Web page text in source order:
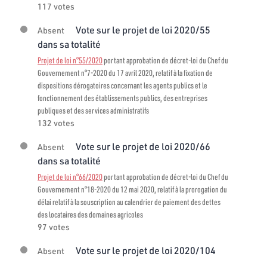
117 votes
Absent
Vote sur le projet de loi 2020/55
dans sa totalité
Projet de loi n°55/2020portant approbation de décret-loi du Chef du
Gouvernement n°7-2020 du 17 avril 2020, relatif à la fixation de
dispositions dérogatoires concernant les agents publics et le
fonctionnement des établissements publics, des entreprises
publiques et des services administratifs
132 votes
Absent
Vote sur le projet de loi 2020/66
dans sa totalité
Projet de loi n°66/2020portant approbation de décret-loi du Chef du
Gouvernement n°18-2020 du 12 mai 2020, relatif à la prorogation du
délai relatif à la souscription au calendrier de paiement des dettes
des locataires des domaines agricoles
97 votes
Absent
Vote sur le projet de loi 2020/104